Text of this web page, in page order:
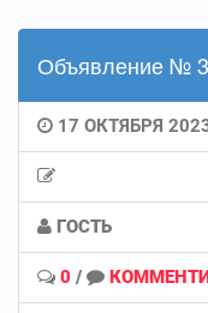
Объявление №
17 ОКТЯБРЯ
ГОСТЬ
0 /